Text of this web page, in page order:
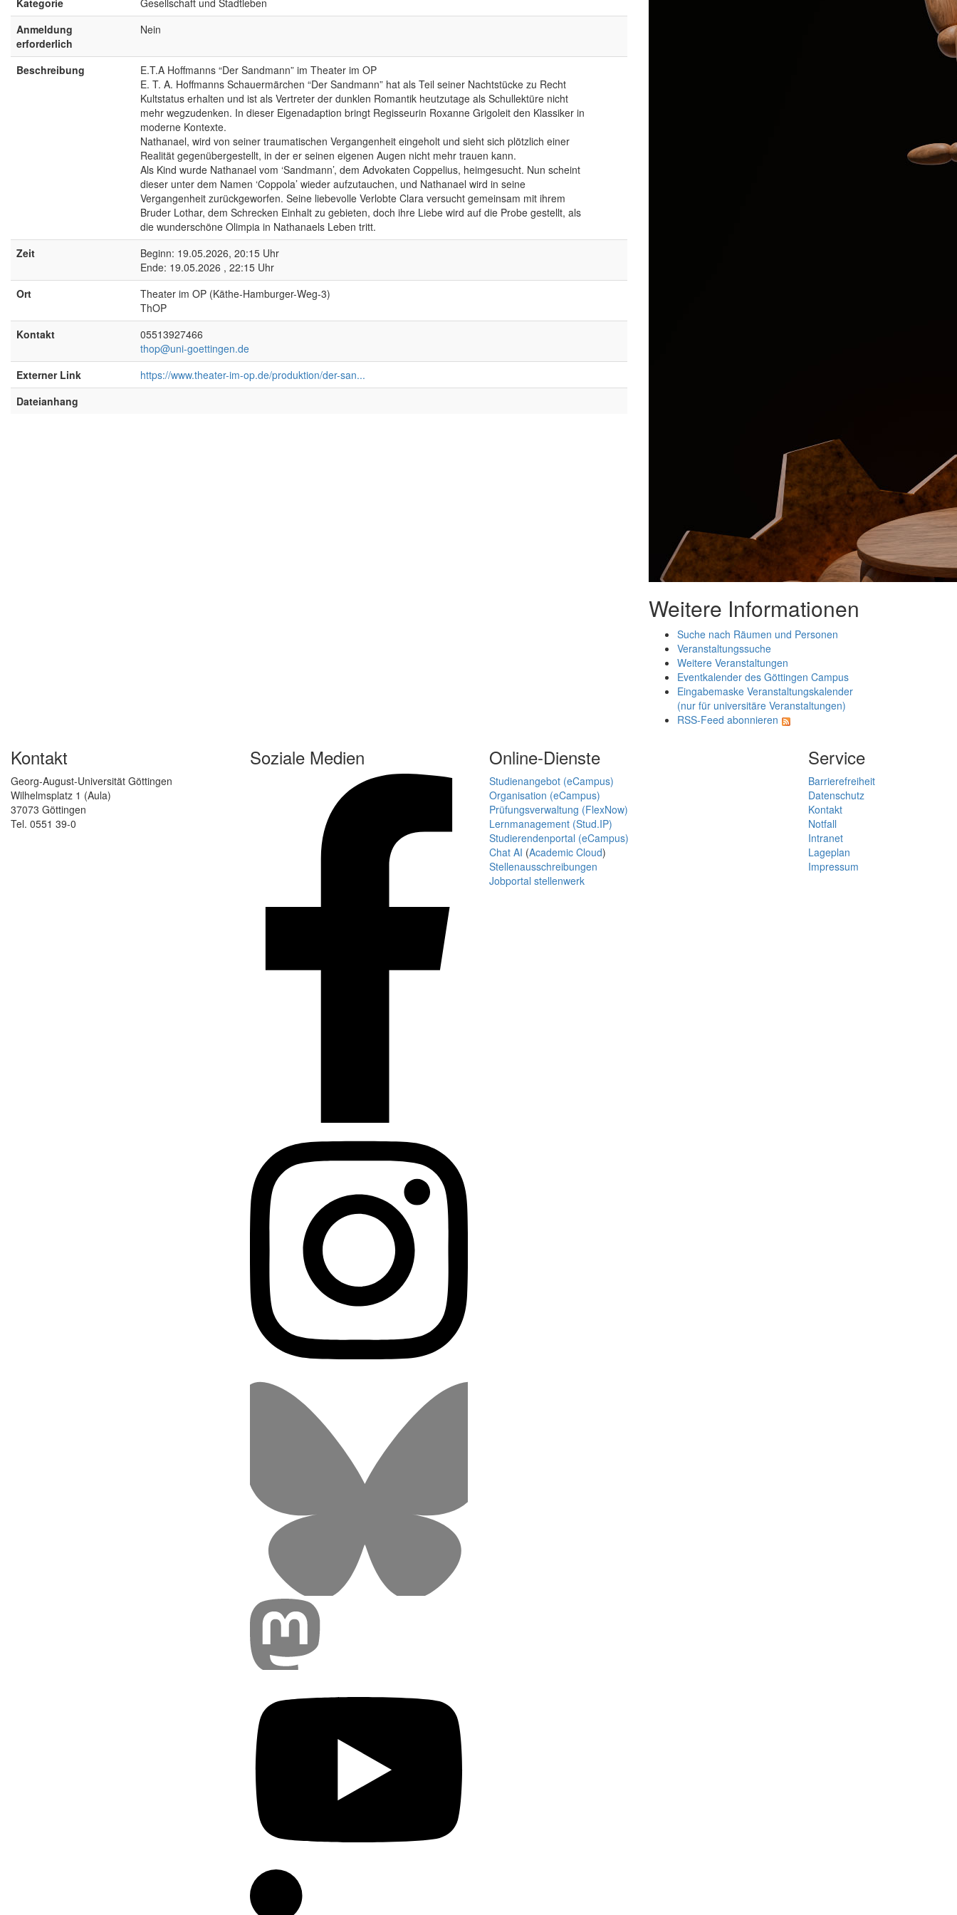
Kategorie
Gesellschaft und Stadtleben
Anmeldung
erforderlich
Nein
Beschreibung
E.T.A Hoffmanns “Der Sandmann” im Theater im OP
E. T. A. Hoffmanns Schauermärchen “Der Sandmann” hat als Teil seiner Nachtstücke zu Recht
Kultstatus erhalten und ist als Vertreter der dunklen Romantik heutzutage als Schullektüre nicht
mehr wegzudenken. In dieser Eigenadaption bringt Regisseurin Roxanne Grigoleit den Klassiker in
moderne Kontexte.
Nathanael, wird von seiner traumatischen Vergangenheit eingeholt und sieht sich plötzlich einer
Realität gegenübergestellt, in der er seinen eigenen Augen nicht mehr trauen kann.
Als Kind wurde Nathanael vom ‘Sandmann’, dem Advokaten Coppelius, heimgesucht. Nun scheint
dieser unter dem Namen ‘Coppola’ wieder aufzutauchen, und Nathanael wird in seine
Vergangenheit zurückgeworfen. Seine liebevolle Verlobte Clara versucht gemeinsam mit ihrem
Bruder Lothar, dem Schrecken Einhalt zu gebieten, doch ihre Liebe wird auf die Probe gestellt, als
die wunderschöne Olimpia in Nathanaels Leben tritt.
Zeit
Beginn: 19.05.2026, 20:15 Uhr
Ende: 19.05.2026 , 22:15 Uhr
Ort
Theater im OP (Käthe-Hamburger-Weg-3)
ThOP
Kontakt
05513927466
thop@uni-goettingen.de
Externer Link
https://www.theater-im-op.de/produktion/der-san...
Dateianhang
Weitere Informationen
Suche nach Räumen und Personen
Veranstaltungssuche
Weitere Veranstaltungen
Eventkalender des Göttingen Campus
Eingabemaske Veranstaltungskalender
(nur für universitäre Veranstaltungen)
RSS-Feed abonnieren
Kontakt
Georg-August-Universität Göttingen
Wilhelmsplatz 1 (Aula)
37073 Göttingen
Tel. 0551 39-0
Soziale Medien Online-Dienste
Studienangebot (eCampus)
Organisation (eCampus)
Prüfungsverwaltung (FlexNow)
Lernmanagement (Stud.IP)
Studierendenportal (eCampus)
Chat AI (Academic Cloud)
Stellenausschreibungen
Jobportal stellenwerk
Service
Barrierefreiheit
Datenschutz
Kontakt
Notfall
Intranet
Lageplan
Impressum